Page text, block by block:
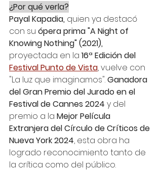
¿Por qué verla?
Payal Kapadia, quien ya destacó
con su ópera prima "A Night of
Knowing Nothing" (2021),
proyectada en la 16ª Edición del
Festival Punto de Vista, vuelve con
"La luz que imaginamos". Ganadora
del Gran Premio del Jurado en el
Festival de Cannes 2024 y del
premio a la Mejor Película
Extranjera del Círculo de Críticos de
Nueva York 2024, esta obra ha
logrado reconocimiento tanto de
la crítica como del público.